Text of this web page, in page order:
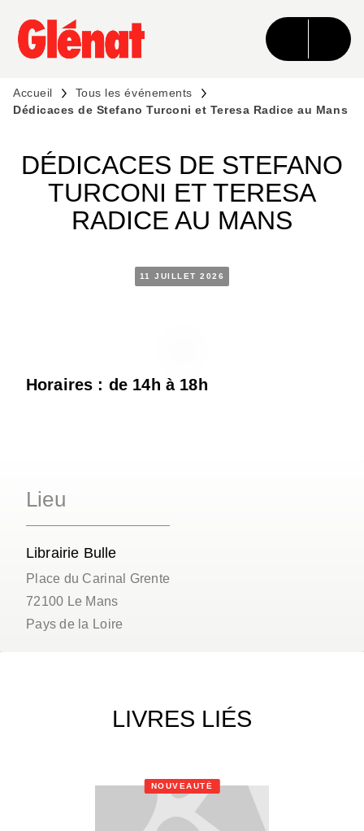
MENU RECHERCHE CONTENU
PIED DE PAGE
Accueil
Tous les événements
Dédicaces de Stefano Turconi et Teresa Radice au Mans
DÉDICACES DE STEFANO
TURCONI ET TERESA
RADICE AU MANS
11 JUILLET 2026
Horaires : de 14h à 18h
Lieu
Librairie Bulle
Place du Carinal Grente
72100 Le Mans
Pays de la Loire
LIVRES LIÉS
NOUVEAUTÉ